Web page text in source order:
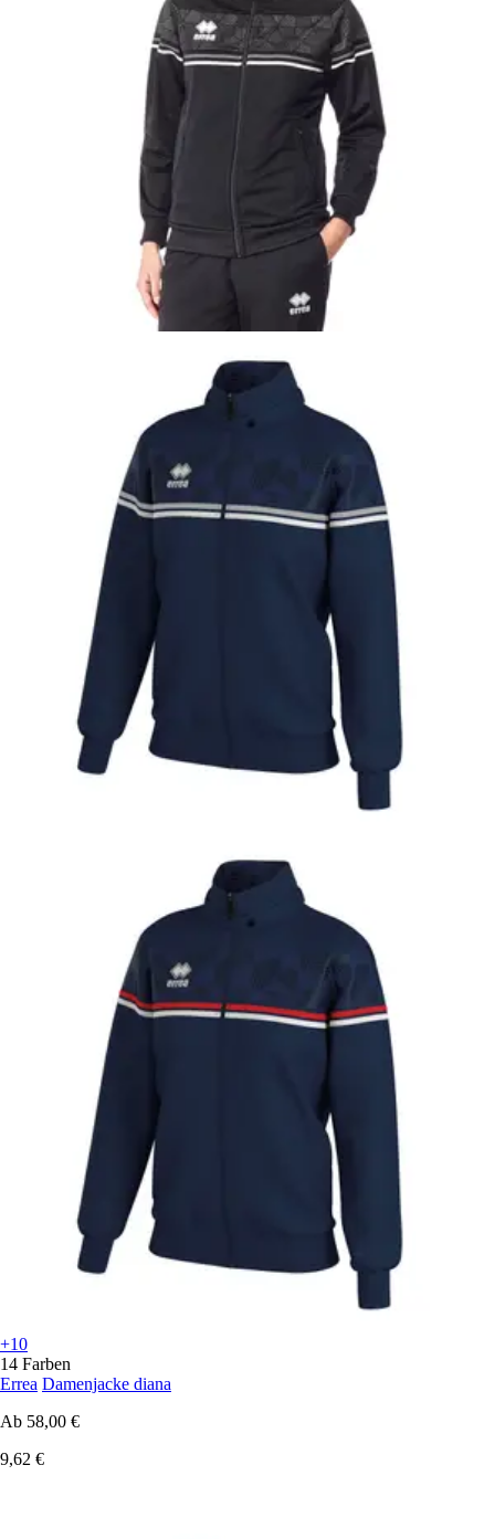
+10
14 Farben
Errea Damenjacke diana
Ab 58,00 €
9,62 €